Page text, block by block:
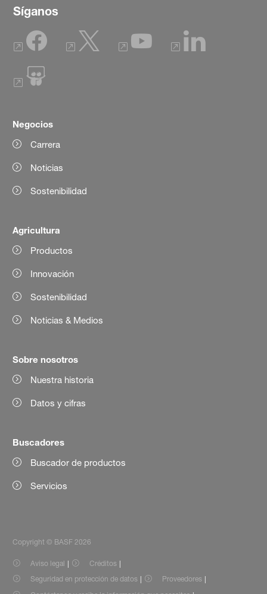
Síganos
Negocios
Carrera
Noticias
Sostenibilidad
Agricultura
Productos
Innovación
Sostenibilidad
Noticias & Medios
Sobre nosotros
Nuestra historia
Datos y cifras
Buscadores
Buscador de productos
Servicios
Copyright © BASF 2026
Aviso legal
Créditos
Seguridad en protección de datos
Proveedores